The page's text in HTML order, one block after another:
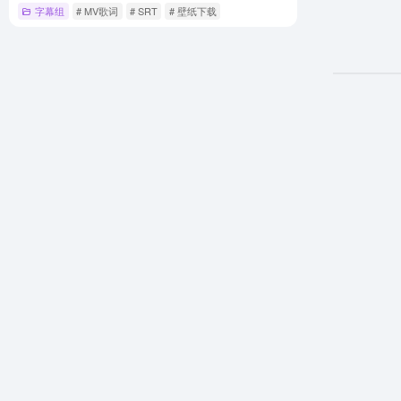
字幕组 # MV歌词 # SRT # 壁纸下载